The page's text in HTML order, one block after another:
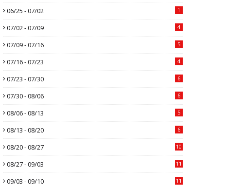
06/25 - 07/02 1
07/02 - 07/09 4
07/09 - 07/16 5
07/16 - 07/23 4
07/23 - 07/30 6
07/30 - 08/06 6
08/06 - 08/13 5
08/13 - 08/20 6
08/20 - 08/27 10
08/27 - 09/03 11
09/03 - 09/10 11